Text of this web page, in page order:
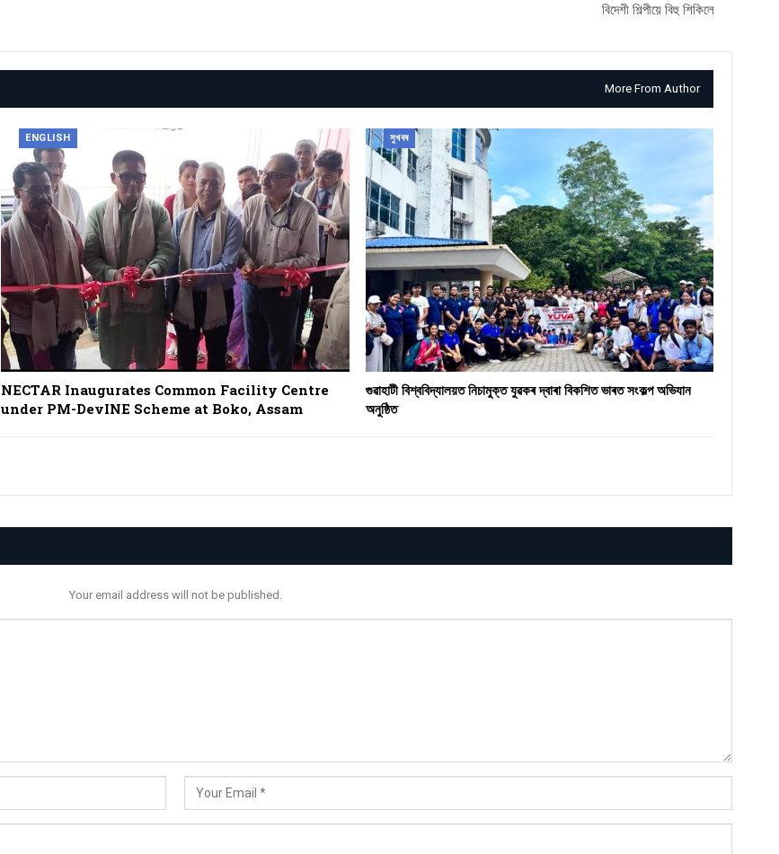
বিদেশী শিল্পীয়ে বিহু শিকিলে
More From Author
ENGLISH
NECTAR Inaugurates Common Facility Centre
under PM-DevINE Scheme at Boko, Assam
সুখবৰ
গুৱাহাটী বিশ্ববিদ্যালয়ত নিচামুক্ত যুৱকৰ দ্বাৰা বিকশিত ভাৰত সংকল্প অভিযান
অনুষ্ঠিত
Your email address will not be published.